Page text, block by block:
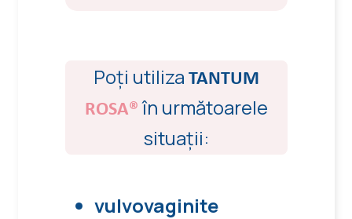
Poți utiliza TANTUM
ROSA® în următoarele
situații:
vulvovaginite